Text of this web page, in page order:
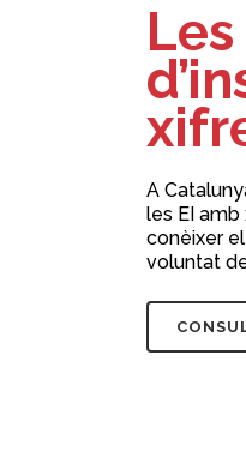
A
les EI
conèixer
voluntat